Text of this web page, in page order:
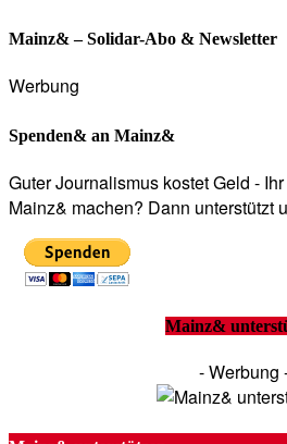
Mainz& – Solidar-Abo & Newsletter
Werbung
Spenden& an Mainz&
Guter Journalismus kostet Geld -
Mainz& machen? Dann unterstützt
Mainz&
- Werbung